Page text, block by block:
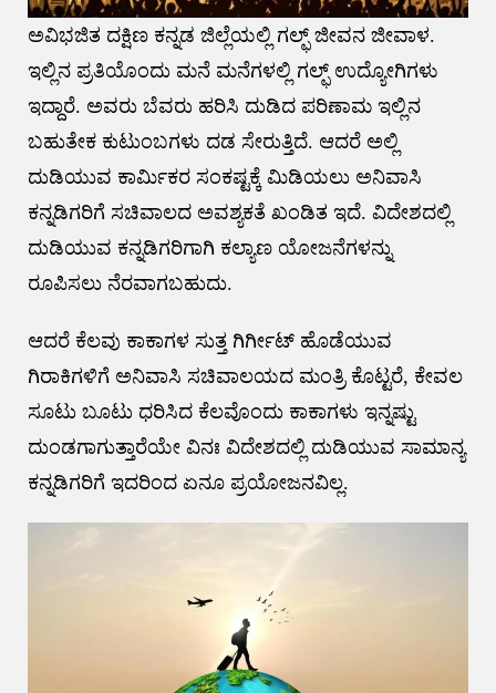
ಅವಿಭಜಿತ ದಕ್ಷಿಣ ಕನ್ನಡ ಜಿಲ್ಲೆಯಲ್ಲಿ ಗಲ್ಫ್ ಜೀವನ ಜೀವಾಳ.
ಇಲ್ಲಿನ ಪ್ರತಿಯೊಂದು ಮನೆ ಮನೆಗಳಲ್ಲಿ ಗಲ್ಫ್ ಉದ್ಯೋಗಿಗಳು
ಇದ್ದಾರೆ. ಅವರು ಬೆವರು ಹರಿಸಿ ದುಡಿದ ಪರಿಣಾಮ ಇಲ್ಲಿನ
ಬಹುತೇಕ ಕುಟುಂಬಗಳು ದಡ ಸೇರುತ್ತಿದೆ. ಆದರೆ ಅಲ್ಲಿ
ದುಡಿಯುವ ಕಾರ್ಮಿಕರ ಸಂಕಷ್ಟಕ್ಕೆ ಮಿಡಿಯಲು ಅನಿವಾಸಿ
ಕನ್ನಡಿಗರಿಗೆ ಸಚಿವಾಲದ ಅವಶ್ಯಕತೆ ಖಂಡಿತ ಇದೆ. ವಿದೇಶದಲ್ಲಿ
ದುಡಿಯುವ ಕನ್ನಡಿಗರಿಗಾಗಿ ಕಲ್ಯಾಣ ಯೋಜನೆಗಳನ್ನು
ರೂಪಿಸಲು ನೆರವಾಗಬಹುದು.
ಆದರೆ ಕೆಲವು ಕಾಕಾಗಳ ಸುತ್ತ ಗಿರ್ಗೀಟ್ ಹೊಡೆಯುವ
ಗಿರಾಕಿಗಳಿಗೆ ಅನಿವಾಸಿ ಸಚಿವಾಲಯದ ಮಂತ್ರಿ ಕೊಟ್ಟರೆ, ಕೇವಲ
ಸೂಟು ಬೂಟು ಧರಿಸಿದ ಕೆಲವೊಂದು ಕಾಕಾಗಳು ಇನ್ನಷ್ಟು
ದುಂಡಗಾಗುತ್ತಾರೆಯೇ ವಿನಃ ವಿದೇಶದಲ್ಲಿ ದುಡಿಯುವ ಸಾಮಾನ್ಯ
ಕನ್ನಡಿಗರಿಗೆ ಇದರಿಂದ ಏನೂ ಪ್ರಯೋಜನವಿಲ್ಲ.